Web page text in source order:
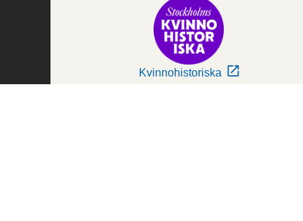
Kvinnohistoriska